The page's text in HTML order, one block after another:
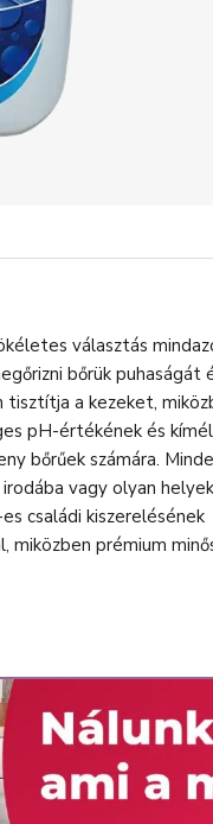
választás
bőrük puhaságát
a kezeket,
pH-értékének és
bőrűek számára.
vagy olyan
családi kiszerelésének
miközben prémium